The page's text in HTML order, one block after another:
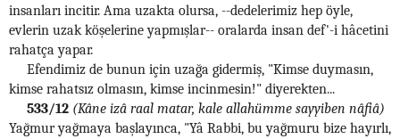
insanları incitir. Ama uzakta olursa, --dedelerimiz hep öyle,
evlerin uzak köşelerine yapmışlar-- oralarda insan def'-i hâcetini
rahatça yapar.
Efendimiz de bunun için uzağa gidermiş, "Kimse duymasın,
kimse rahatsız olmasın, kimse incinmesin!" diyerekten...
533/12 (Kâne izâ raal matar, kale allahümme sayyiben nâfiâ)
Yağmur yağmaya başlayınca, "Yâ Rabbi, bu yağmuru bize hayırlı,